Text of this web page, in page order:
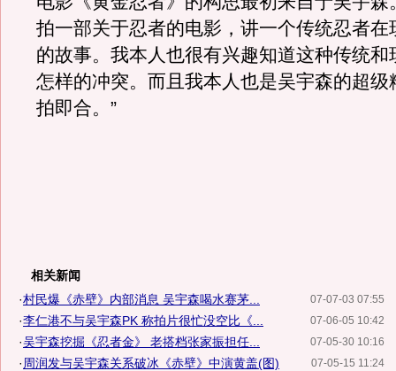
拍一部关于忍者的电影，讲一个传统忍者在
的故事。我本人也很有兴趣知道这种传统和
怎样的冲突。而且我本人也是吴宇森的超级
拍即合。”
相关新闻
07-07-03 07:55
·村民爆《赤壁》内部消息 吴宇森喝水赛茅...
07-06-05 10:42
·李仁港不与吴宇森PK 称拍片很忙没空比《...
07-05-30 10:16
·吴宇森挖掘《忍者金》 老搭档张家振担任...
07-05-15 11:24
· 周润发与吴宇森关系破冰《赤壁》中演黄盖(图)